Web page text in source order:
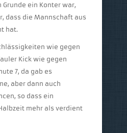
Grunde ein Konter war,
dass die Mannschaft aus
hat.
wie gegen
Kick wie gegen
7, da gab es
aber dann auch
so dass ein
mehr als verdient